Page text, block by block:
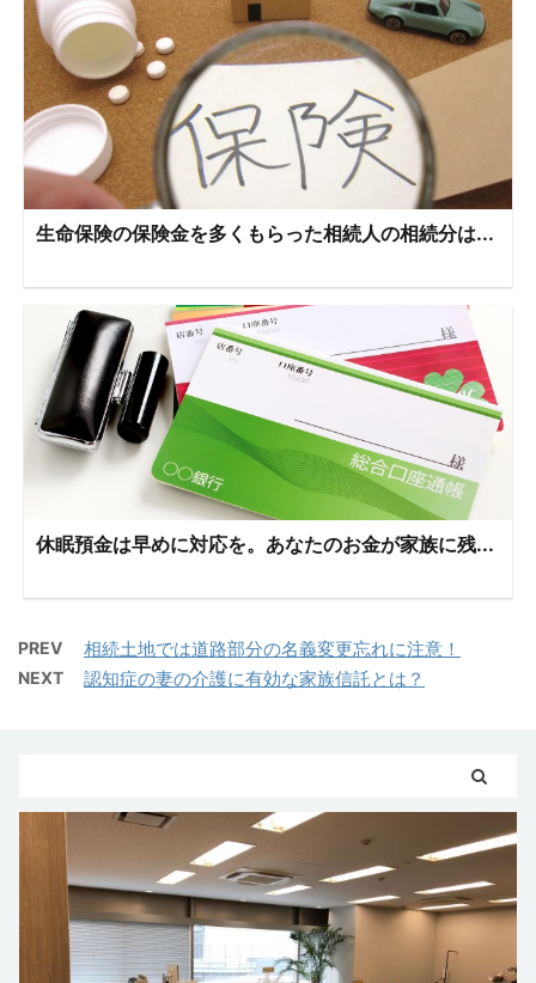
生命保険の保険金を多くもらった相続人の相続分は...
休眠預金は早めに対応を。あなたのお金が家族に残...
PREV 相続土地では道路部分の名義変更忘れに注意！
NEXT 認知症の妻の介護に有効な家族信託とは？